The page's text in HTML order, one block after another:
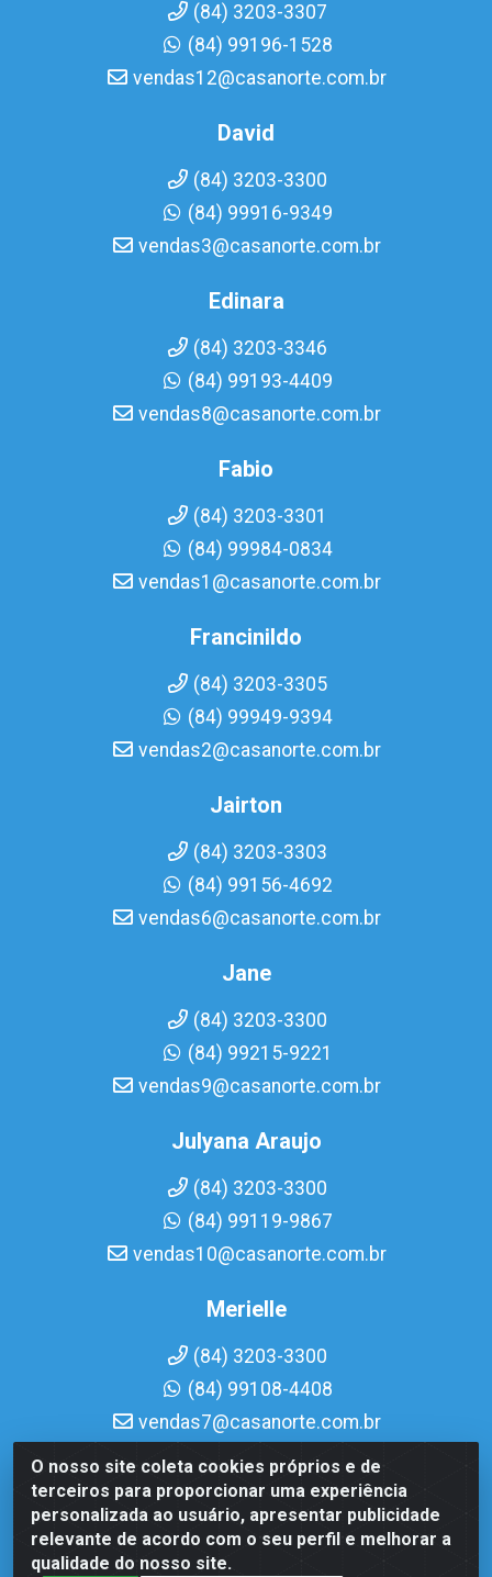
O nosso site coleta cookies próprios e de
terceiros para proporcionar uma experiência
personalizada ao usuário, apresentar publicidade
relevante de acordo com o seu perfil e melhorar a
qualidade do nosso site.
(84) 3203-3307
(84) 99196-1528
vendas12@casanorte.com.br
David
(84) 3203-3300
(84) 99916-9349
vendas3@casanorte.com.br
Edinara
(84) 3203-3346
(84) 99193-4409
vendas8@casanorte.com.br
Fabio
(84) 3203-3301
(84) 99984-0834
vendas1@casanorte.com.br
Francinildo
(84) 3203-3305
(84) 99949-9394
vendas2@casanorte.com.br
Jairton
(84) 3203-3303
(84) 99156-4692
vendas6@casanorte.com.br
Jane
(84) 3203-3300
(84) 99215-9221
vendas9@casanorte.com.br
Julyana Araujo
(84) 3203-3300
(84) 99119-9867
vendas10@casanorte.com.br
Merielle
(84) 3203-3300
(84) 99108-4408
vendas7@casanorte.com.br
Casa Norte LTDA - Av. Interventor Mário Câmara, 1815 -
Dix-Sept Rosado, Natal/RN - CEP 59054-600 - CNPJ
08.713.513/0001-51